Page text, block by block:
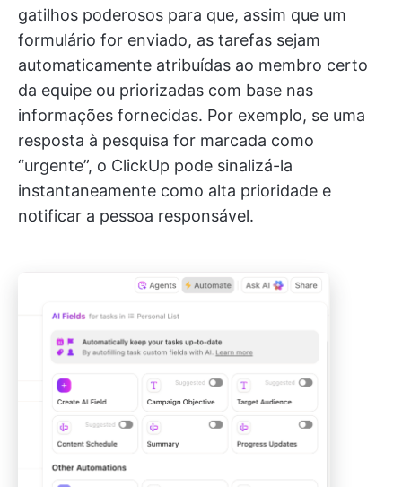
gatilhos poderosos para que, assim que um
formulário for enviado, as tarefas sejam
automaticamente atribuídas ao membro certo
da equipe ou priorizadas com base nas
informações fornecidas. Por exemplo, se uma
resposta à pesquisa for marcada como
“urgente”, o ClickUp pode sinalizá-la
instantaneamente como alta prioridade e
notificar a pessoa responsável.